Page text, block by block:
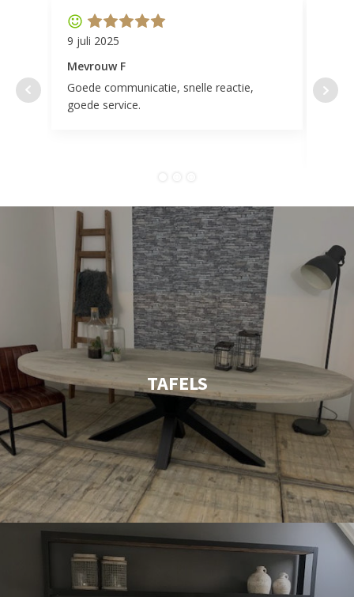
9 juli 2025
Mevrouw F
Goede communicatie, snelle reactie,
goede service.
door
TAFELS